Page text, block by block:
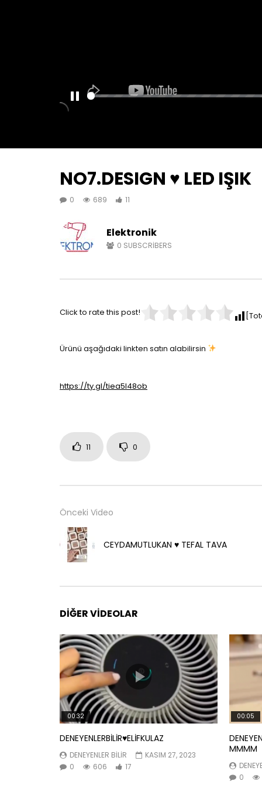
NO7.DESIGN ♥️ LED IŞIK
0 689 11
Elektronik
0 SUBSCRIBERS
Click to rate this post!
Ürünü aşağıdaki linkten satın alabilirsin
https://ty.gl/tiea5l48ob
11 0
Önceki Video
CEYDAMUTLUKAN ♥️ TEFAL TAVA
DIĞER VIDEOLAR
00:32
DENEYENLERBİLİR♥️ELİFKULAZ
DENEYENLER BILIR
KASIM 27, 2023
0
606 17
00:05
MMMM
0